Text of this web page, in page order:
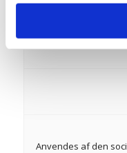
Anvendes af den